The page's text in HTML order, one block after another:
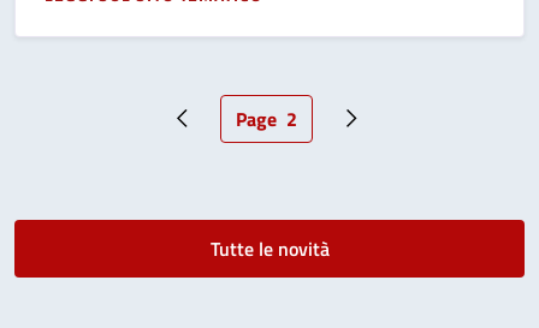
Pagina precedente
Pagina attuale
Page 2 Pagina successiva
Tutte le novità